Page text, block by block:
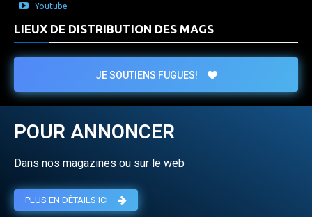
Youtube
LIEUX DE DISTRIBUTION DES MAGS
JE SOUTIENS FUGUES!
POUR ANNONCER
Dans nos magazines ou sur le web
PLUS EN DÉTAILS ICI